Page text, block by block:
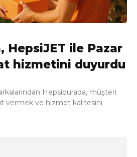
HepsiJET ile Pazar
hizmetini duyurdu
Hepsiburada, müşteri
vermek ve hizmet kalitesini